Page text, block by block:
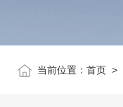
当前位置： 首页 >